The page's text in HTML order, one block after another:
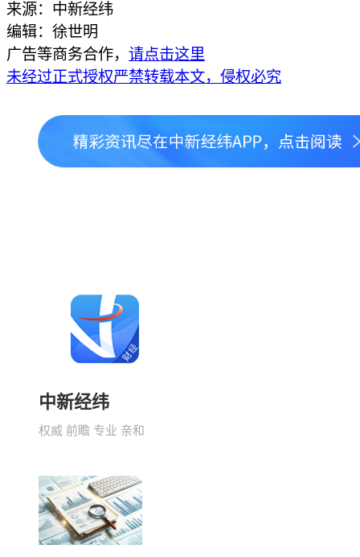
来源：中新经纬
编辑：徐世明
广告等商务合作， 请点击这里
未经过正式授权严禁转载本文，侵权必究
中新经纬
权威 前瞻 专业 亲和